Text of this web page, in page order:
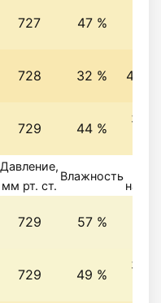
727 47 %
728 32 % 4.9
729 44 %
3.3
Давление,
мм рт. ст.
Влажность
729 57 %
729 49 %
3.5